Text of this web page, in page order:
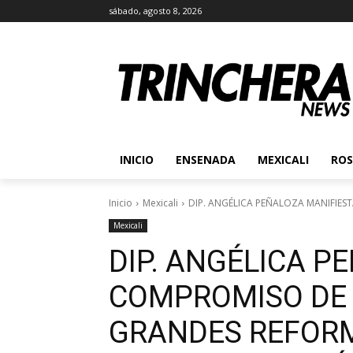
sábado, agosto 8, 2026
INICIO ENSENADA MEXICALI
Inicio Mexicali DIP. ANGÉLICA PEÑALOZA
Mexicali
DIP. ANGÉLICA
COMPROMISO
GRANDES